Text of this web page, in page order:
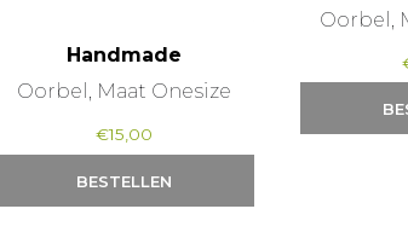
Handmade
Oorbel, Maat Onesize
€15,00
BESTELLEN
Oorbel,